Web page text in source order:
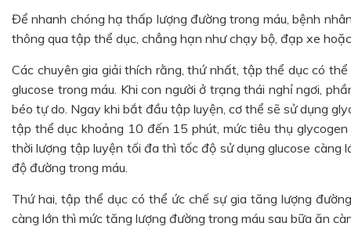
Để nhanh chóng hạ thấp lượng đường trong máu, bệnh
thông qua tập thể dục, chẳng hạn như chạy bộ, đạp xe
Các chuyên gia giải thích rằng, thứ nhất, tập thể dục có
glucose trong máu. Khi con người ở trạng thái nghỉ ngơi,
béo tự do. Ngay khi bắt đầu tập luyện, cơ thể sẽ sử dụng
tập thể dục khoảng 10 đến 15 phút, mức tiêu thụ
thời lượng tập luyện tối đa thì tốc độ sử dụng glucose càng
độ đường trong máu.
Thứ hai, tập thể dục có thể ức chế sự gia tăng lượng
càng lớn thì mức tăng lượng đường trong máu sau bữa ăn